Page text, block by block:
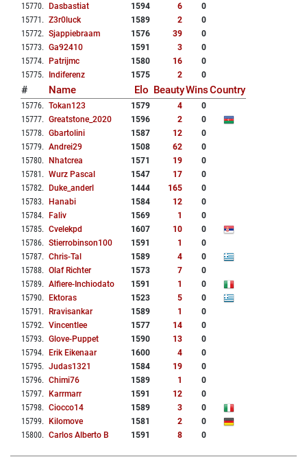
15770. Dasbastiat 1594 6
0
15771 . Z3r0luck 1589 2
0
15772. Sjappiebraam 1576 39
0
15773. Ga92410 1591 3
0
15774. Patrijmc 1580 16
0
15775. Indiferenz 1575 2 0
# Name Elo BeautyWinsCountry
15776. Tokan123 1579 4
0
15777. Greatstone_2020 1596 2
0
15778. Gbartolini 1587 12
0
15779. Andrei29 1508 62
0
15780. Nhatcrea 1571 19
0
15781 . Wurz Pascal 1547 17
0
15782. Duke_anderl 1444 165
0
15783. Hanabi 1584 12
0
15784. Faliv 1569 1
0
15785. Cvelekpd 1607 10
0
15786. Stierrobinson100 1591 1
0
15787. Chris-Tal 1589 4
0
15788. Olaf Richter 1573 7
0
15789. Alfiere-Inchiodato 1591 1
0
15790. Ektoras 1523 5
0
15791 . Rravisankar 1589 1
0
15792. Vincentlee 1577 14
0
15793. Glove-Puppet 1590 13
0
15794. Erik Eikenaar 1600 4
0
15795. Judas1321 1584 19
0
15796. Chimi76 1589 1
0
15797. Karrmarr 1591 12
0
15798. Ciocco14 1589 3
0
15799. Kilomove 1581 2
0
15800. Carlos Alberto B 1591 8 0